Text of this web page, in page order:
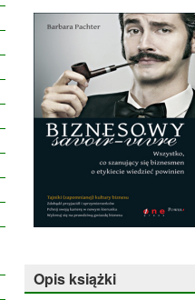
Opis książki